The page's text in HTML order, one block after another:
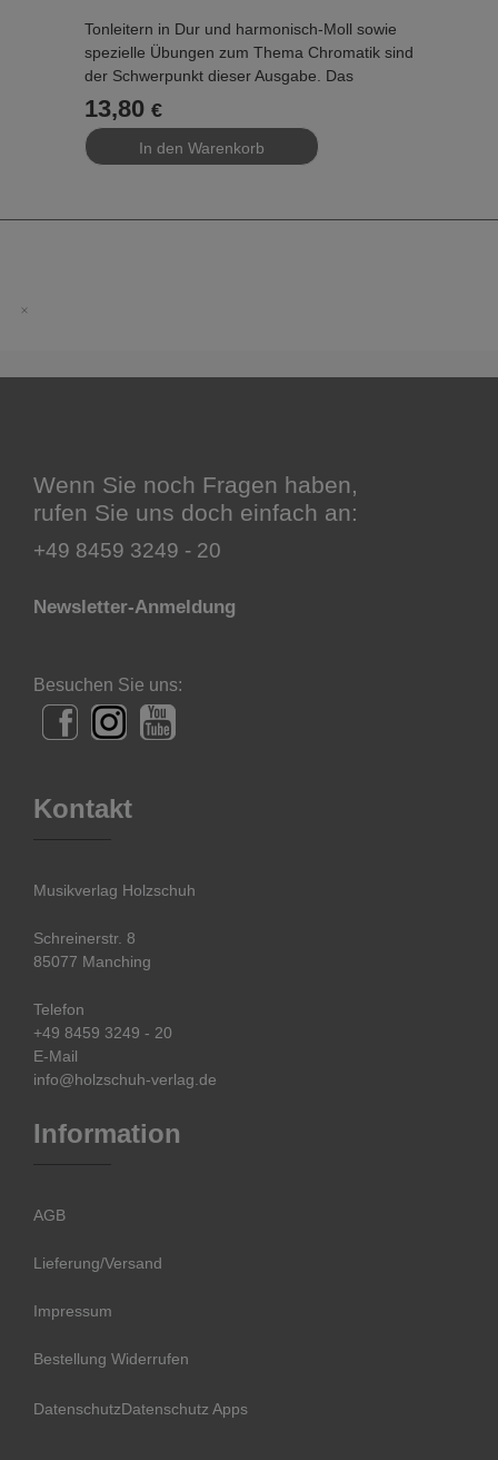
Tonleitern in Dur und harmonisch-Moll sowie
spezielle Übungen zum Thema Chromatik sind
der Schwerpunkt dieser Ausgabe. Das
beigelegte Lesezeichen mit den
verschiedenen Artikulationsvorschlägen soll
zusätzlich helfen, die Geläufigkeit der Finger
und der Zunge zu erhöhen. ...
13,80 €
Wenn Sie noch Fragen haben,
rufen Sie uns doch einfach an:
+49 8459 3249 - 20
Newsletter-Anmeldung
Besuchen Sie uns:
Kontakt
Musikverlag Holzschuh
Schreinerstr. 8
85077 Manching
Telefon
+49 8459 3249 - 20
E-Mail
info@holzschuh-verlag.de
Information
AGB
Lieferung/Versand
Impressum
Bestellung Widerrufen
DatenschutzDatenschutz Apps